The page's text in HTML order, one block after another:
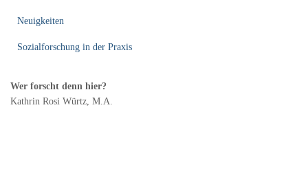
Neuigkeiten
Sozialforschung in der Praxis
Wer forscht denn hier?
Kathrin Rosi Würtz, M.A.